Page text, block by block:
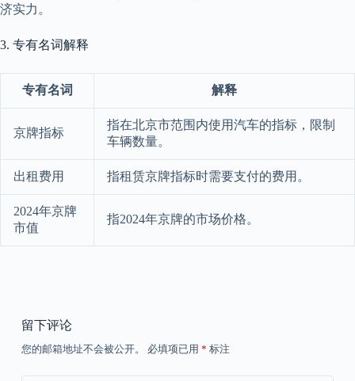
济实力。
3. 专有名词解释
专有名词 解释
京牌指标
指在北京市范围内使用汽车的指标，限制
车辆数量。
出租费用 指租赁京牌指标时需要支付的费用。
2024年京牌
市值
指2024年京牌的市场价格。
留下评论
您的邮箱地址不会被公开。 必填项已用 * 标注